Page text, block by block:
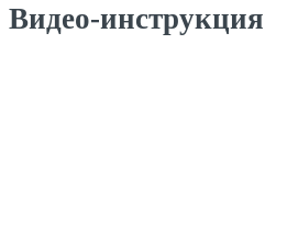
Видео-инструкция